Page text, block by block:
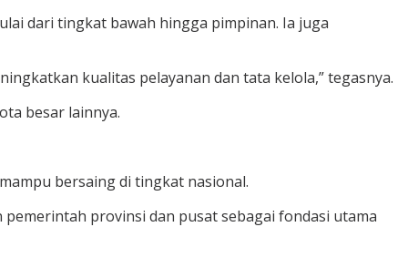
dari tingkat bawah hingga pimpinan. Ia juga
kualitas pelayanan dan tata kelola,” tegasnya.
besar lainnya.
bersaing di tingkat nasional.
provinsi dan pusat sebagai fondasi utama